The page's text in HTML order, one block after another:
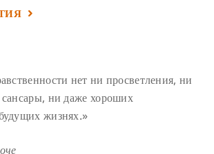
(2)
ПРАДЖНЯПАРАМИТА (2)
нет ни просветления, ни
ни даже хороших
жизнях.»